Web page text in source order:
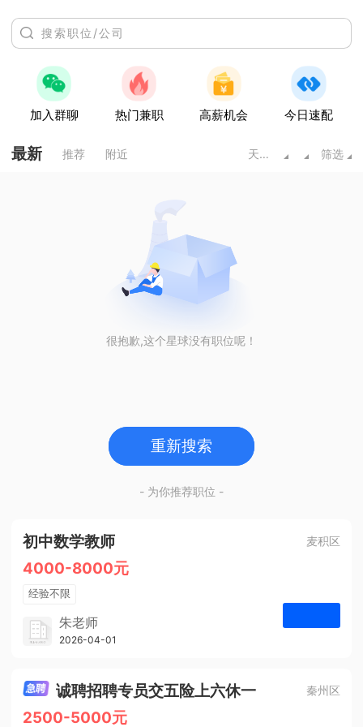
加入群聊 热门兼职 高薪机会 今日速配
最新 推荐 附近 天水甘肃 筛选
很抱歉,这个星球没有职位呢！
重新搜索
- 为你推荐职位 -
初中数学教师 麦积区
4000-8000元
经验不限
学历不限
1人
朱老师
博学启智教育
2026-04-01
诚聘招聘专员交五险上六休一 秦州区
2500-5000元